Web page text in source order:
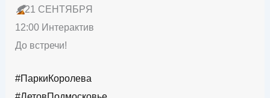
🍂21 СЕНТЯБРЯ
12:00 Интерактив
До встречи!
#ПаркиКоролева